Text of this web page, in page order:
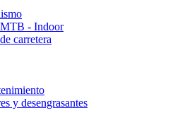
- Indoor
carretera
y desengrasantes